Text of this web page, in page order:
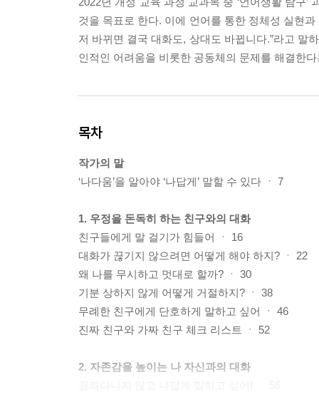
것을 목표로 한다. 이에 언어를 통한 정체성 실현
저 바뀌면 결국 대화도, 상대도 바뀝니다.”라고 말
인적인 어려움을 비롯한 공동체의 문제를 해결한
목차
작가의 말
‘나다움’을 알아야 ‘나답게’ 말할 수 있다 ㆍ 7
1. 우정을 돈독히 하는 친구와의 대화
친구들에게 말 걸기가 힘들어 ㆍ 16
대화가 끊기지 않으려면 어떻게 해야 하지? ㆍ 22
왜 나를 무시하고 멋대로 할까? ㆍ 30
기분 상하지 않게 어떻게 거절하지? ㆍ 38
무례한 친구에게 단호하게 말하고 싶어 ㆍ 46
진짜 친구와 가짜 친구 체크 리스트 ㆍ 52
2. 자존감을 높이는 나 자신과의 대화